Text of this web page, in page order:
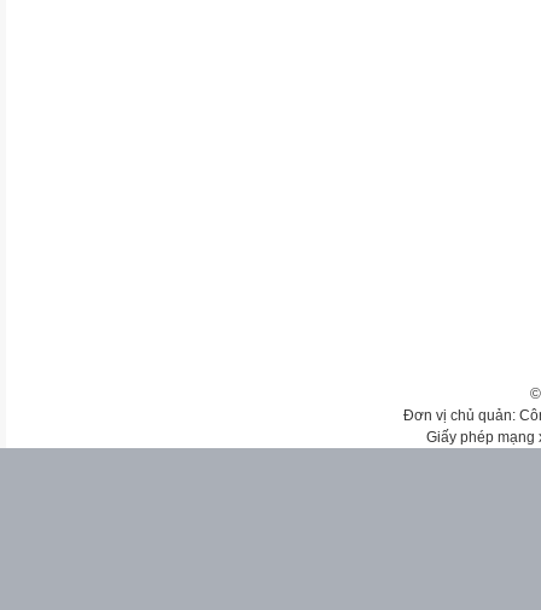
Đơn vị chủ quản:
Giấy phép mạng